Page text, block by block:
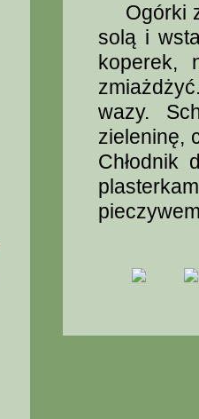
Ogórki
solą i
koperek,
wazy.
zieleninę,
Chłodnik